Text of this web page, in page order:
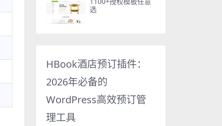
选
HBook酒店预订插件：
2026年必备的
WordPress高效预订管
理工具